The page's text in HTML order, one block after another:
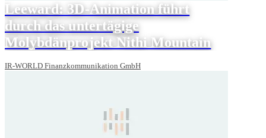
Leeward: 3D-Animation führt
durch das untertägige
Molybdänprojekt Nithi Mountain
IR-WORLD Finanzkommunikation GmbH